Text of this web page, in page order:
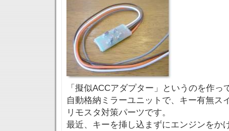
「擬似ACCアダプター」というのを作っ
自動格納ミラーユニットで、キー有無ス
リモスタ対策パーツです。
最近、キーを挿し込まずにエンジンをか